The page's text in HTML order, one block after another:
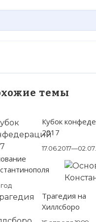
темы
Кубок
2017
Трагедия на
Хиллсборо